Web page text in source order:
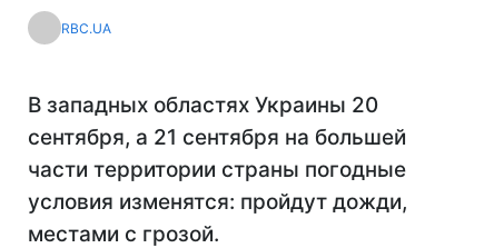
RBC.UA
В западных областях Украины 20
сентября, а 21 сентября на большей
части территории страны погодные
условия изменятся: пройдут дожди,
местами с грозой.